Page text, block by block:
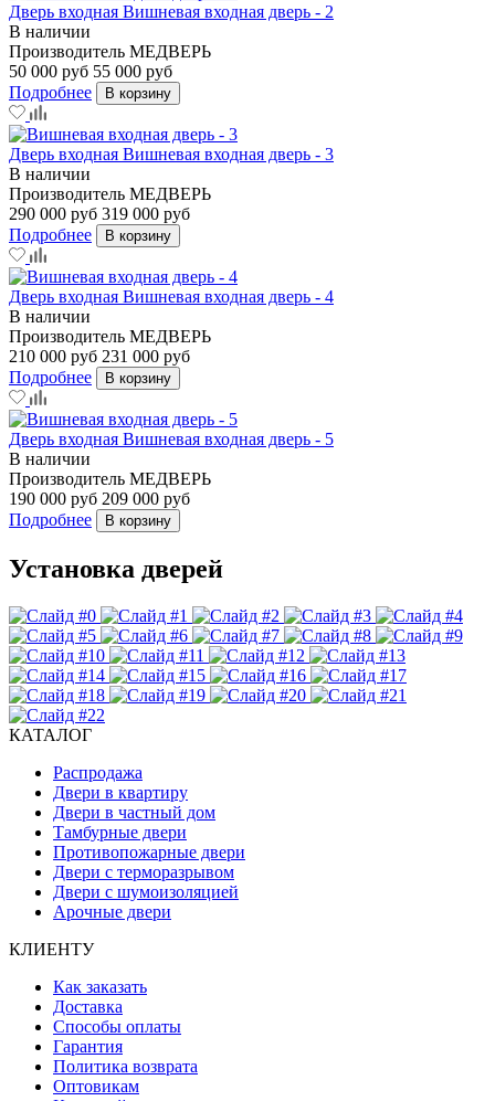
Дверь входная Вишневая входная дверь - 2
В наличии
Производитель МЕДВЕРЬ
50 000 руб 55 000 руб
Подробнее
В корзину
Дверь входная Вишневая входная дверь - 3
В наличии
Производитель МЕДВЕРЬ
290 000 руб 319 000 руб
Подробнее
В корзину
Дверь входная Вишневая входная дверь - 4
В наличии
Производитель МЕДВЕРЬ
210 000 руб 231 000 руб
Подробнее
В корзину
Дверь входная Вишневая входная дверь - 5
В наличии
Производитель МЕДВЕРЬ
190 000 руб 209 000 руб
Подробнее
В корзину
Установка дверей
КАТАЛОГ
Распродажа
Двери в квартиру
Двери в частный дом
Тамбурные двери
Противопожарные двери
Двери с терморазрывом
Двери с шумоизоляцией
Арочные двери
КЛИЕНТУ
Как заказать
Доставка
Способы оплаты
Гарантия
Политика возврата
Оптовикам